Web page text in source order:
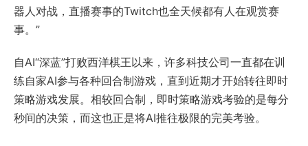
器人对战，直播赛事的Twitch也全天候都有人在观赏赛
事。”
自AI“深蓝”打败西洋棋王以来，许多科技公司一直都在训
练自家AI参与各种回合制游戏，直到近期才开始转往即时
策略游戏发展。相较回合制，即时策略游戏考验的是每分
秒间的决策，而这也正是将AI推往极限的完美考验。